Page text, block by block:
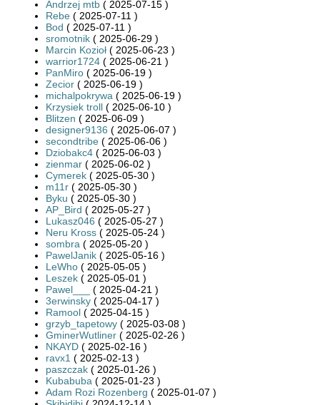
Andrzej mtb ( 2025-07-15 )
Rebe ( 2025-07-11 )
Bod ( 2025-07-11 )
sromotnik ( 2025-06-29 )
Marcin Kozioł ( 2025-06-23 )
warrior1724 ( 2025-06-21 )
PanMiro ( 2025-06-19 )
Zecior ( 2025-06-19 )
michalpokrywa ( 2025-06-19 )
Krzysiek troll ( 2025-06-10 )
Blitzen ( 2025-06-09 )
designer9136 ( 2025-06-07 )
secondtribe ( 2025-06-06 )
Dziobakc4 ( 2025-06-03 )
zienmar ( 2025-06-02 )
Cymerek ( 2025-05-30 )
m11r ( 2025-05-30 )
Byku ( 2025-05-30 )
AP_Bird ( 2025-05-27 )
Lukasz046 ( 2025-05-27 )
Neru Kross ( 2025-05-24 )
sombra ( 2025-05-20 )
PawelJanik ( 2025-05-16 )
LeWho ( 2025-05-05 )
Leszek ( 2025-05-01 )
Pawel___
( 2025-04-21 )
3erwinsky ( 2025-04-17 )
Ramool ( 2025-04-15 )
grzyb_tapetowy ( 2025-03-08 )
GminerWutliner ( 2025-02-26 )
NKAYD ( 2025-02-16 )
ravx1 ( 2025-02-13 )
paszczak ( 2025-01-26 )
Kubabuba ( 2025-01-23 )
Adam Rozi Rozenberg ( 2025-01-07 )